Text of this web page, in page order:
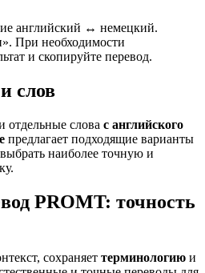
английский ↔ немецкий.
При необходимости
и скопируйте перевод.
слов
отдельные слова с английского
предлагает подходящие варианты
наиболее точную и
PROMT: точность
сохраняет терминологию и